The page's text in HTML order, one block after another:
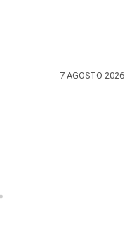
7 AGOSTO 2026